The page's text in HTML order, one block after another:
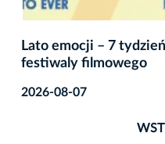
Lato emocji – 7
festiwaly filmowego
2026-08-07